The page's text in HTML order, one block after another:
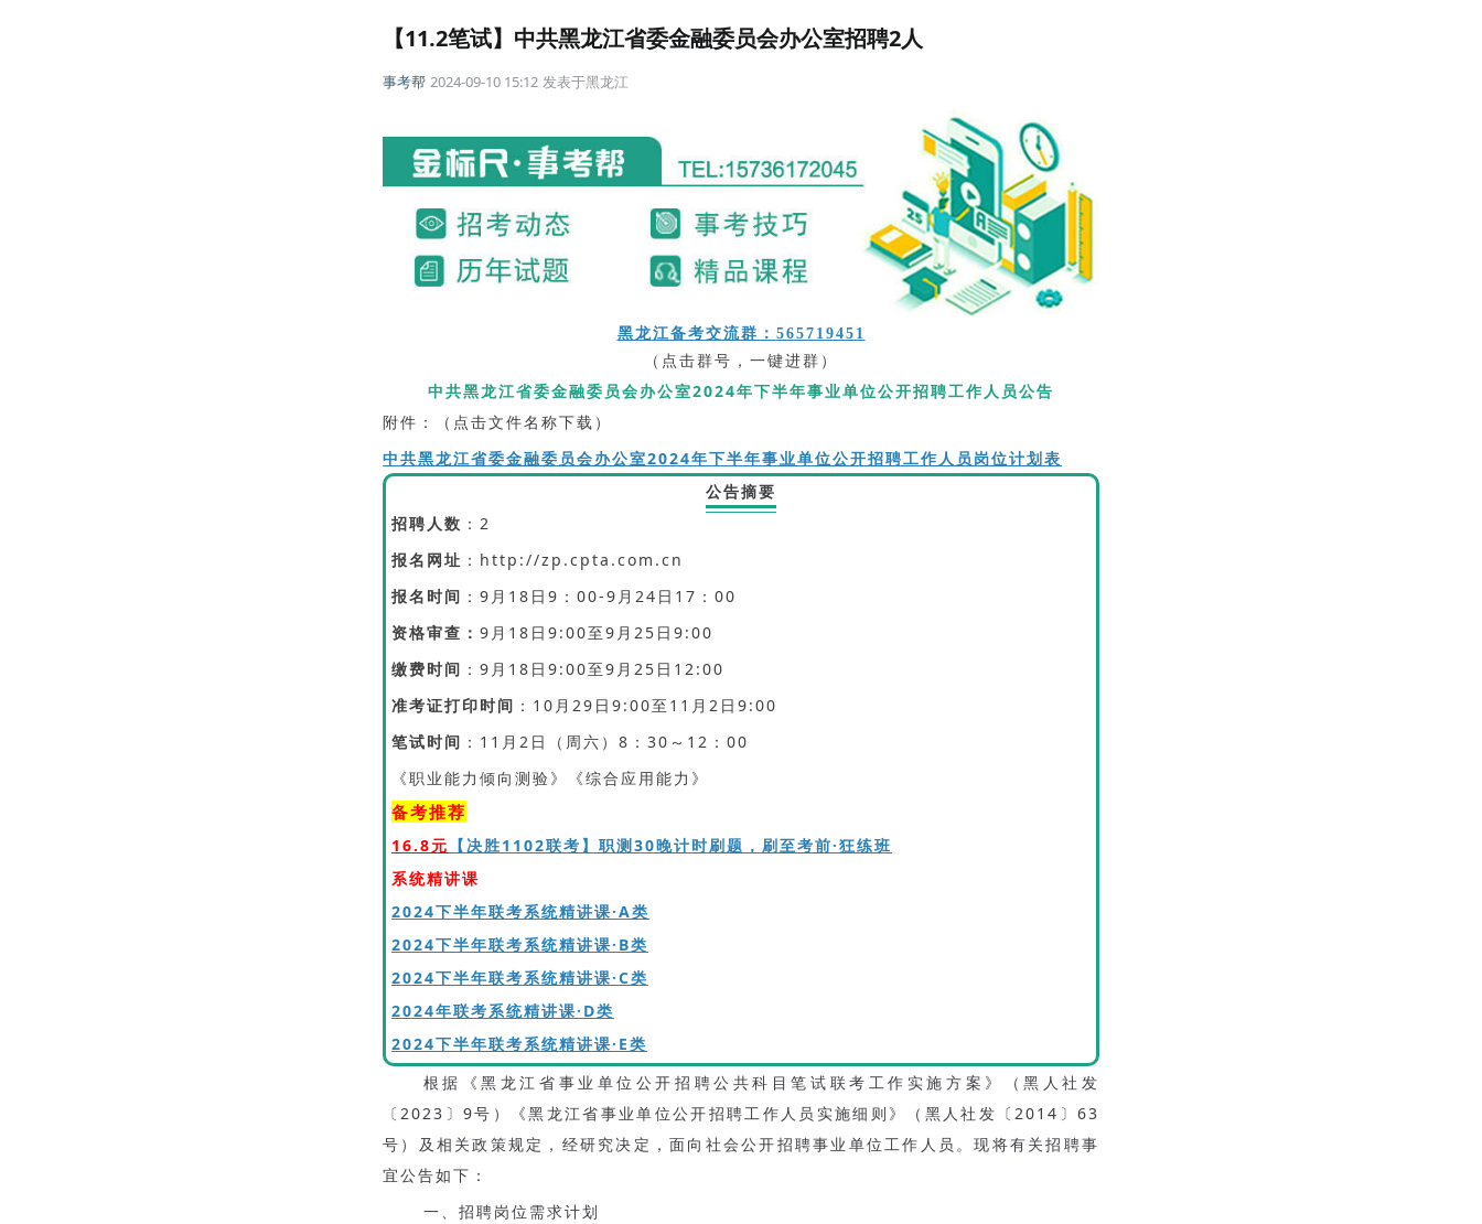
【11.2笔试】中共黑龙江省委金融委员会办公室招聘2人
事考帮 2024-09-10 15:12 发表于黑龙江
黑龙江备考交流群： 565719451
（点击群号，一键进群）
中共黑龙江省委金融委员会办公室2024年下半年事业单位公开招聘工作人员公告
附件：（点击文件名称下载）
中共黑龙江省委金融委员会办公室2024年下半年事业单位公开招聘工作人员岗位计划表
公告摘要
招聘人数 ：2
报名网址 ：http://zp.cpta.com.cn
报名时间 ：9月18日9：00-9月24日17：00
资格审查： 9月18日9:00至9月25日9:00
缴费时间 ：9月18日9:00至9月25日12:00
准考证打印时间 ：10月29日9:00至11月2日9:00
笔试时间 ：11月2日（周六）8：30～12：00
《职业能力倾向测验》《综合应用能力》
备考推荐
16.8元
【决胜1102联考】职测30晚计时刷题，刷至考前·狂练班
系统精讲课
2024下半年联考系统精讲课·A类
2024下半年联考系统精讲课·B类
2024下半年联考系统精讲课·C类
2024年联考系统精讲课·D类
2024下半年联考系统精讲课·E类
根据《黑龙江省事业单位公开招聘公共科目笔试联考工作实施方案》（黑人社发
〔2023〕9号）《黑龙江省事业单位公开招聘工作人员实施细则》（黑人社发〔2014〕63
号）及相关政策规定，经研究决定，面向社会公开招聘事业单位工作人员。现将有关招聘事
宜公告如下：
一、招聘岗位需求计划